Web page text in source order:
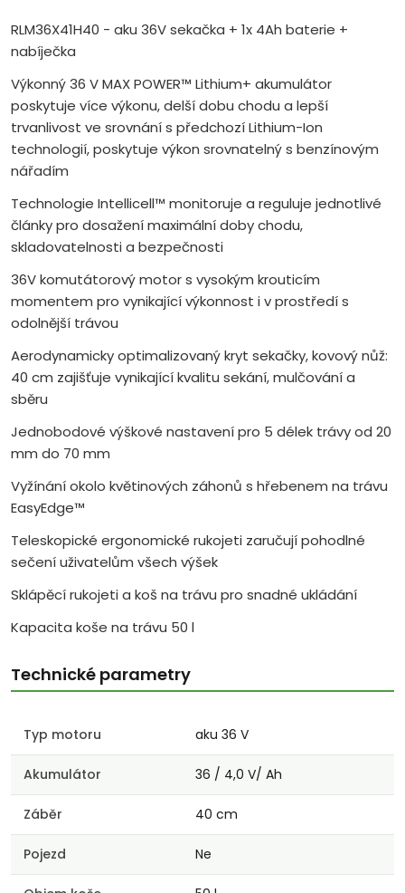
RLM36X41H40 - aku 36V sekačka + 1x 4Ah baterie +
nabíječka
Výkonný 36 V MAX POWER™ Lithium+ akumulátor
poskytuje více výkonu, delší dobu chodu a lepší
trvanlivost ve srovnání s předchozí Lithium-Ion
technologií, poskytuje výkon srovnatelný s benzínovým
nářadím
Technologie Intellicell™ monitoruje a reguluje jednotlivé
články pro dosažení maximální doby chodu,
skladovatelnosti a bezpečnosti
36V komutátorový motor s vysokým krouticím
momentem pro vynikající výkonnost i v prostředí s
odolnější trávou
Aerodynamicky optimalizovaný kryt sekačky, kovový nůž:
40 cm zajišťuje vynikající kvalitu sekání, mulčování a
sběru
Jednobodové výškové nastavení pro 5 délek trávy od 20
mm do 70 mm
Vyžínání okolo květinových záhonů s hřebenem na trávu
EasyEdge™
Teleskopické ergonomické rukojeti zaručují pohodlné
sečení uživatelům všech výšek
Sklápěcí rukojeti a koš na trávu pro snadné ukládání
Kapacita koše na trávu 50 l
Technické parametry
Typ motoru aku 36 V
Akumulátor 36 / 4,0 V/ Ah
Záběr 40 cm
Pojezd Ne